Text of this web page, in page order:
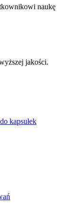
naukę
jakości.
kapsułek